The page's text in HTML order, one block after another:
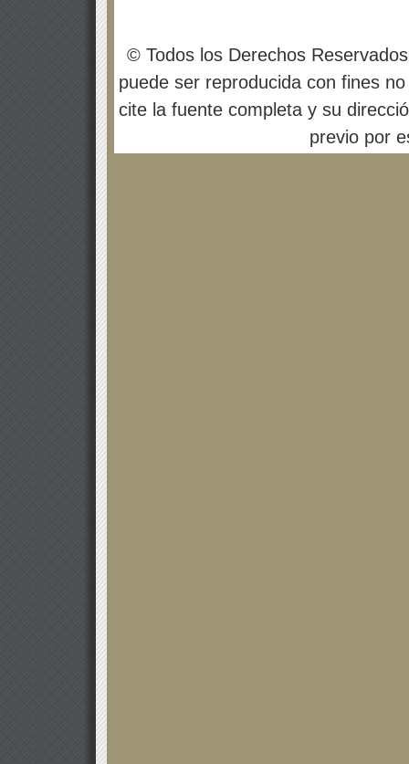
© Todos los Derechos
puede ser reproducida con fines
cite la fuente completa y su
previo por